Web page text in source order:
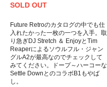
SOLD OUT
Future Retroのカタログの中でも仕
入れたかった一枚の一つを入手。取
り急ぎDJ Stretch ＆ EnjoyとTim
Reaperによるソウルフル・ジャン
グルA2が最高なのでチェックして
みてください。ドープ～ハーコーな
Settle DownとのコラボB1もやば
し。